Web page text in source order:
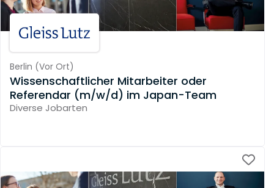
Berlin (Vor Ort)
Wissenschaftlicher Mitarbeiter oder
Referendar (m/w/d) im Japan-Team
Diverse Jobarten